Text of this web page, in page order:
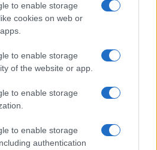
to enable storage
cookies on web or
to enable storage
of the website or app.
to enable storage
to enable storage
authentication
in Gallura, bella anche dal
vip svela come fa
dopo le polemiche il centro